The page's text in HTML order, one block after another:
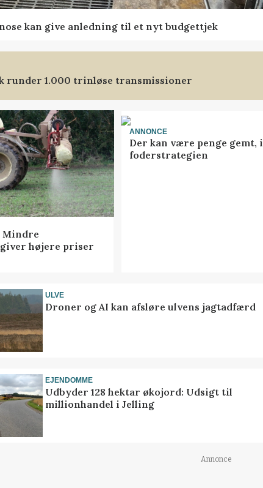
kan give anledning til et nyt budgettjek
runder 1.000 trinløse transmissioner
Mindre
højere priser
ANNONCE
Der kan være penge gemt, i
foderstrategien
ULVE
Droner og AI kan afsløre ulvens jagtadfærd
EJENDOMME
Udbyder 128 hektar økojord: Udsigt til
millionhandel i Jelling
Annonce